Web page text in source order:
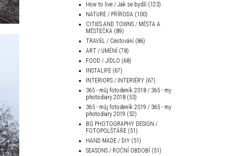
How to live / Jak se bydlí (123)
NATURE / PŘÍRODA (100)
CITIES AND TOWNS / MĚSTA A
MĚSTEČKA (89)
TRAVEL / Cestování (86)
ART / UMĚNÍ (78)
FOOD / JÍDLO (68)
INSTALIFE (67)
INTERIORS / INTERIÉRY (67)
365 - můj fotodeník 2018 / 365 - my
photodiary 2018 (53)
365 - můj fotodeník 2019 / 365 - my
photodiary 2019 (52)
BG PHOTOGRAPHY DESIGN /
FOTOPOLŠTÁŘE (51)
HAND MADE / DIY (51)
SEASONS / ROČNÍ OBDOBÍ (51)